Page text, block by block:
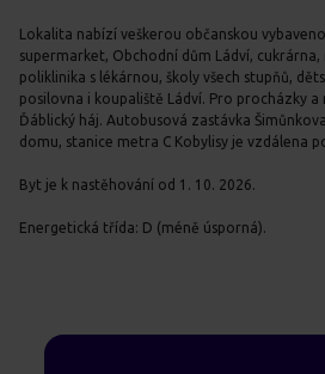
Lokalita nabízí veškerou občanskou
supermarket, Obchodní dům Ládví,
poliklinika s lékárnou, školy všech stupňů,
posilovna i koupaliště Ládví. Pro procházky
Ďáblický háj. Autobusová zastávka
domu, stanice metra C Kobylisy je vzdálena
Byt je k nastěhování od 1. 10. 2026.
Energetická třída: D (méně úsporná).